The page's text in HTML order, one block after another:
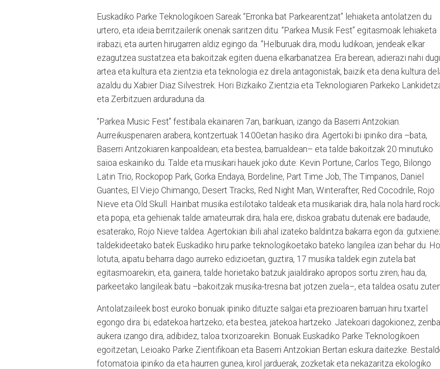
Euskadiko Parke Teknologikoen Sareak “Erronka bat Parkearentzat” lehiaketa antolatzen du
urtero, eta ideia berritzailerik onenak saritzen ditu. “Parkea Musik Fest” egitasmoak lehiaketa
irabazi, eta aurten hirugarren aldiz egingo da. “Helburuak dira, modu ludikoan, jendeak elkar
ezagutzea sustatzea eta bakoitzak egiten duena elkarbanatzea. Era berean, adierazi nahi
artea eta kultura eta zientzia eta teknologia ez direla antagonistak, baizik eta dena kultura
azaldu du Xabier Diaz Silvestrek. Hori Bizkaiko Zientzia eta Teknologiaren Parkeko
eta Zerbitzuen arduraduna da.
“Parkea Music Fest” festibala ekainaren 7an, barikuan, izango da Baserri Antzokian.
Aurreikuspenaren arabera, kontzertuak 14:00etan hasiko dira. Agertoki bi ipiniko dira –bata,
Baserri Antzokiaren kanpoaldean; eta bestea, barrualdean– eta talde bakoitzak 20 minutuko
saioa eskainiko du. Talde eta musikari hauek joko dute: Kevin Portune, Carlos Tego, Bilongo
Latin Trio, Rockopop Park, Gorka Endaya, Bordeline, Part Time Job, The Timpanos, Daniel
Guantes, El Viejo Chimango, Desert Tracks, Red Night Man, Winterafter, Red Cocodrile, Rojo
Nieve eta Old Skull. Hainbat musika estilotako taldeak eta musikariak dira, hala nola hard
eta popa, eta gehienak talde amateurrak dira; hala ere, diskoa grabatu dutenak ere badaude,
esaterako, Rojo Nieve taldea. Agertokian ibili ahal izateko baldintza bakarra egon da:
taldekideetako batek Euskadiko hiru parke teknologikoetako bateko langilea izan behar du.
lotuta, aipatu beharra dago aurreko edizioetan, guztira, 17 musika taldek egin zutela bat
egitasmoarekin, eta, gainera, talde horietako batzuk jaialdirako apropos sortu ziren; hau da,
parkeetako langileak batu –bakoitzak musika-tresna bat jotzen zuela–, eta taldea osatu
Antolatzaileek bost euroko bonuak ipiniko dituzte salgai eta prezioaren barruan hiru txartel
egongo dira: bi, edatekoa hartzeko; eta bestea, jatekoa hartzeko. Jatekoari dagokionez,
aukera izango dira, adibidez, taloa txorizoarekin. Bonuak Euskadiko Parke Teknologikoen
egoitzetan, Leioako Parke Zientifikoan eta Baserri Antzokian Bertan eskura daitezke.
fotomatoia ipiniko da eta haurren gunea, kirol jarduerak, zozketak eta nekazaritza ekologiko